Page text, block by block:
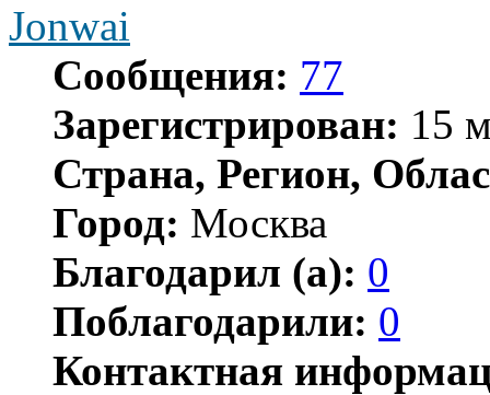
Jonwai
Сообщения: 77
Зарегистрирован: 15
Страна, Регион,
Город: Москва
Благодарил (а): 0
Поблагодарили: 0
Контактная